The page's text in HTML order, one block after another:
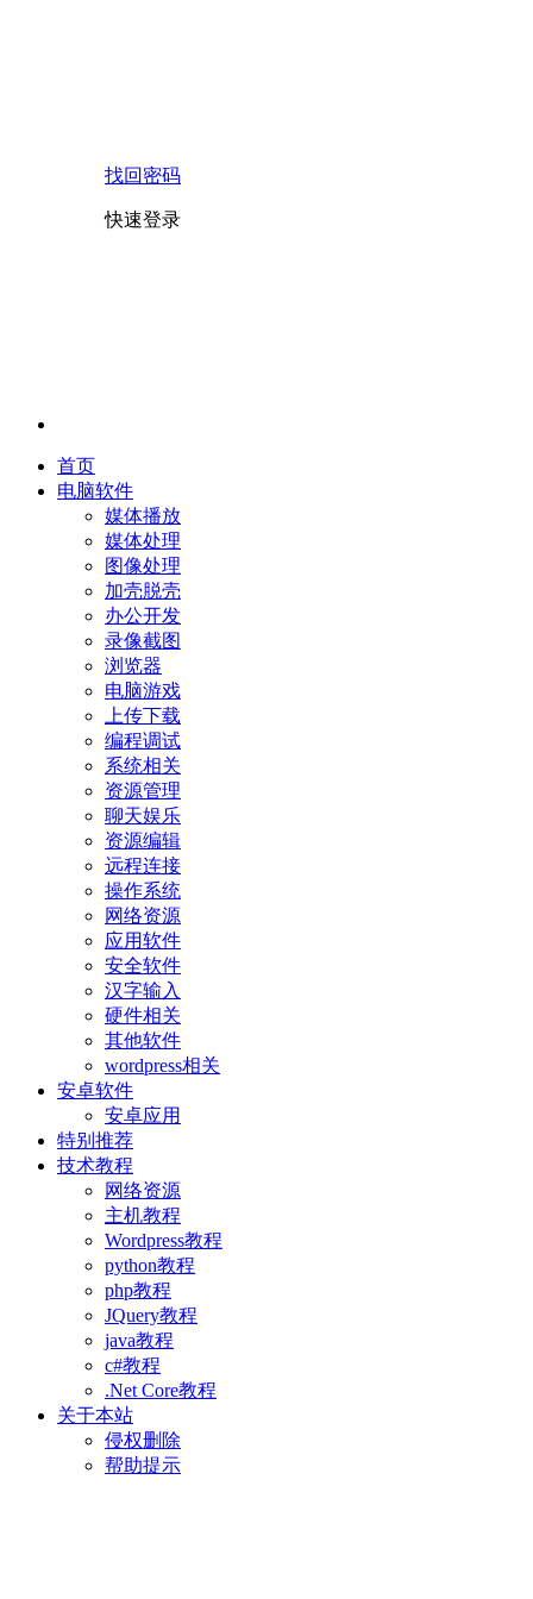
找回密码
快速登录
首页
电脑软件
媒体播放
媒体处理
图像处理
加壳脱壳
办公开发
录像截图
浏览器
电脑游戏
上传下载
编程调试
系统相关
资源管理
聊天娱乐
资源编辑
远程连接
操作系统
网络资源
应用软件
安全软件
汉字输入
硬件相关
其他软件
wordpress相关
安卓软件
安卓应用
特别推荐
技术教程
网络资源
主机教程
Wordpress教程
python教程
php教程
JQuery教程
java教程
c#教程
.Net Core教程
关于本站
侵权删除
帮助提示